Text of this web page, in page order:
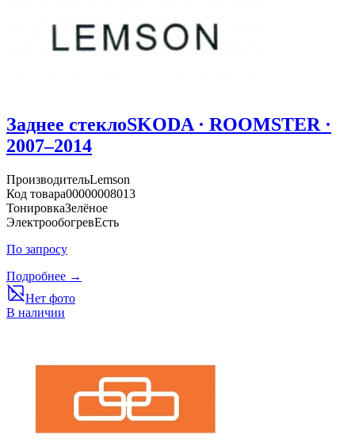
Заднее стеклоSKODA · ROOMSTER ·
2007–2014
ПроизводительLemson
Код товара00000008013
ТонировкаЗелёное
ЭлектрообогревЕсть
По запросу
Подробнее →
Нет фото
В наличии